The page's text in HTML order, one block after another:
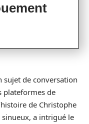
sujet de conversation
plateformes de
de Christophe
a intrigué le